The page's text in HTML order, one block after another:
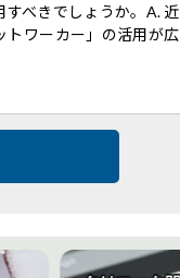
べきでしょうか。A. 近
トワーカー」の活用が広